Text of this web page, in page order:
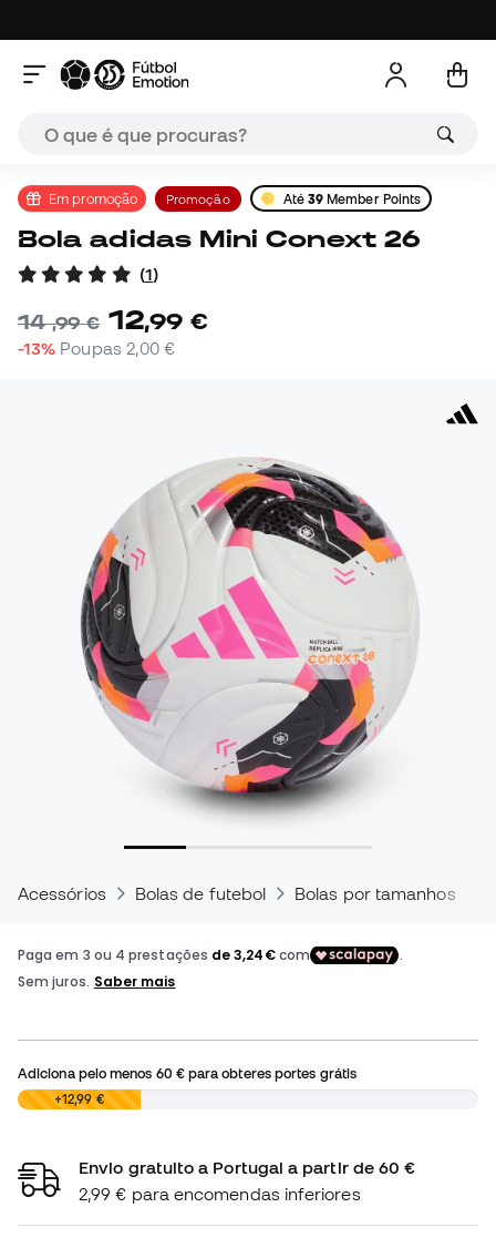
Em promoção Promoção Até 39 Member Points
Bola adidas Mini Conext 26
(1)
14,99 € 12,99 €
-13% Poupas 2,00 €
Acessórios Bolas de futebol Bolas por tamanhos
Adiciona pelo menos 60 €para obteres portes grátis
0,00 €+12,99 €
Envio gratuito a Portugal a partir de 60 €
2,99 € para encomendas inferiores